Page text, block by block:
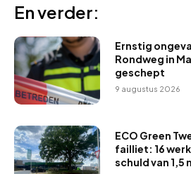
En verder:
Ernstig
Rondweg in
geschept
9 augustus 2026
ECO Green
failliet: 16
schuld van 1,5